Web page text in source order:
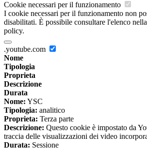
Cookie necessari per il funzionamento
I cookie necessari per il funzionamento non
disabilitati. È possibile consultare l'elenco
policy.
.youtube.com
Nome
Tipologia
Proprieta
Descrizione
Durata
Nome: YSC
Tipologia: analitico
Proprieta: Terza parte
Descrizione: Questo cookie è impostato da
traccia delle visualizzazioni dei video
Durata: Sessione